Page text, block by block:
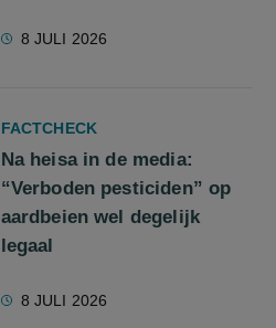
8 JULI 2026
FACTCHECK
Na heisa in de media:
“Verboden pesticiden” op
aardbeien wel degelijk
legaal
8 JULI 2026